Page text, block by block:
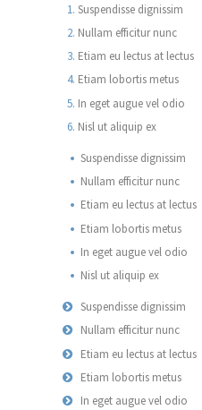
Suspendisse dignissim
Nullam efficitur nunc
Etiam eu lectus at lectus
Etiam lobortis metus
In eget augue vel odio
Nisl ut aliquip ex
Suspendisse dignissim
Nullam efficitur nunc
Etiam eu lectus at lectus
Etiam lobortis metus
In eget augue vel odio
Nisl ut aliquip ex
Suspendisse dignissim
Nullam efficitur nunc
Etiam eu lectus at lectus
Etiam lobortis metus
In eget augue vel odio